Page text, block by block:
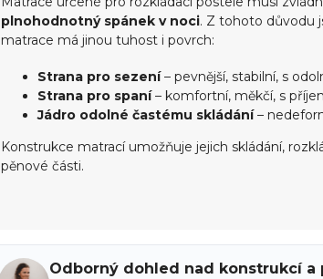
plnohodnotný spánek v noci. Z tohoto důvodu
matrace má jinou tuhost i povrch:
Strana pro sezení– pevnější, stabilní, s
Strana pro spaní– komfortní, měkčí, s
Jádro odolné častému skládání–
Konstrukce matrací umožňuje jejich skládání,
pěnové části.
Odborný dohled nad konstrukcí a